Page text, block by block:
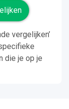
vergelijken’
die je op je